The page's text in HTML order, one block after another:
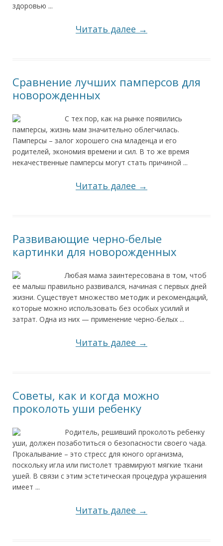
здоровью ...
Читать далее →
Сравнение лучших памперсов для
новорожденных
С тех пор, как на рынке появились
памперсы, жизнь мам значительно облегчилась.
Памперсы – залог хорошего сна младенца и его
родителей, экономия времени и сил. В то же время
некачественные памперсы могут стать причиной ...
Читать далее →
Развивающие черно-белые
картинки для новорожденных
Любая мама заинтересована в том, чтоб
ее малыш правильно развивался, начиная с первых дней
жизни. Существует множество методик и рекомендаций,
которые можно использовать без особых усилий и
затрат. Одна из них — применение черно-белых ...
Читать далее →
Советы, как и когда можно
проколоть уши ребенку
Родитель, решивший проколоть ребенку
уши, должен позаботиться о безопасности своего чада.
Прокалывание – это стресс для юного организма,
поскольку игла или пистолет травмируют мягкие ткани
ушей. В связи с этим эстетическая процедура украшения
имеет ...
Читать далее →